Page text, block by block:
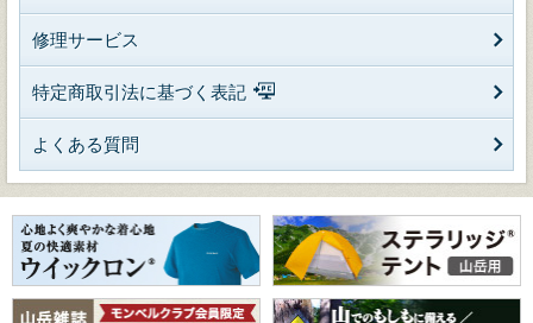
修理サービス
特定商取引法に基づく表記
よくある質問